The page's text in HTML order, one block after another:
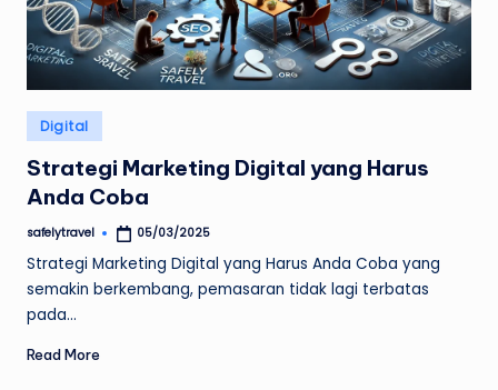
Posted
in
Digital
Strategi Marketing Digital yang Harus
Anda Coba
Posted
safelytravel 05/03/2025
Strategi Marketing Digital yang Harus Anda Coba yang
semakin berkembang, pemasaran tidak lagi terbatas
pada…
Read More